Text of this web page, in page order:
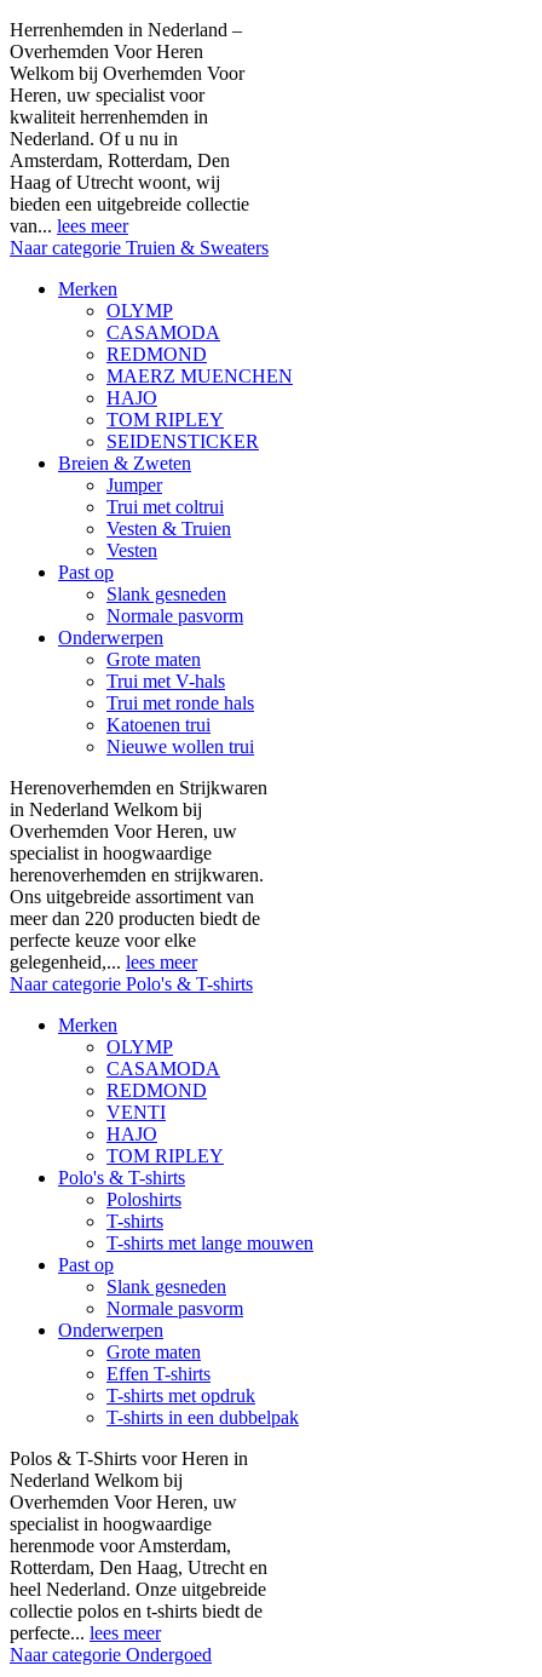
Herrenhemden in Nederland –
Overhemden Voor Heren
Welkom bij Overhemden Voor
Heren, uw specialist voor
kwaliteit herrenhemden in
Nederland. Of u nu in
Amsterdam, Rotterdam, Den
Haag of Utrecht woont, wij
bieden een uitgebreide collectie
van... lees meer
Naar categorie Truien & Sweaters
Merken
OLYMP
CASAMODA
REDMOND
MAERZ MUENCHEN
HAJO
TOM RIPLEY
SEIDENSTICKER
Breien & Zweten
Jumper
Trui met coltrui
Vesten & Truien
Vesten
Past op
Slank gesneden
Normale pasvorm
Onderwerpen
Grote maten
Trui met V-hals
Trui met ronde hals
Katoenen trui
Nieuwe wollen trui
Herenoverhemden en Strijkwaren
in Nederland Welkom bij
Overhemden Voor Heren, uw
specialist in hoogwaardige
herenoverhemden en strijkwaren.
Ons uitgebreide assortiment van
meer dan 220 producten biedt de
perfecte keuze voor elke
gelegenheid,... lees meer
Naar categorie Polo's & T-shirts
Merken
OLYMP
CASAMODA
REDMOND
VENTI
HAJO
TOM RIPLEY
Polo's & T-shirts
Poloshirts
T-shirts
T-shirts met lange mouwen
Past op
Slank gesneden
Normale pasvorm
Onderwerpen
Grote maten
Effen T-shirts
T-shirts met opdruk
T-shirts in een dubbelpak
Polos & T-Shirts voor Heren in
Nederland Welkom bij
Overhemden Voor Heren, uw
specialist in hoogwaardige
herenmode voor Amsterdam,
Rotterdam, Den Haag, Utrecht en
heel Nederland. Onze uitgebreide
collectie polos en t-shirts biedt de
perfecte... lees meer
Naar categorie Ondergoed